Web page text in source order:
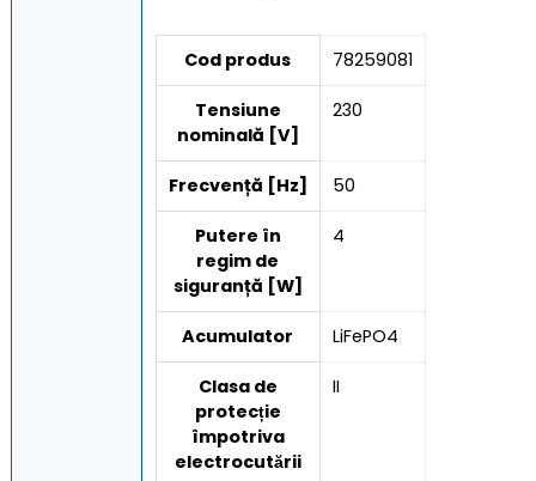
Cod produs 78259081
Tensiune
nominală [V]
230
Frecvență [Hz] 50
Putere în
regim de
siguranță [W]
4
Acumulator LiFePO4
Clasa de
protecție
împotriva
electrocutării
II